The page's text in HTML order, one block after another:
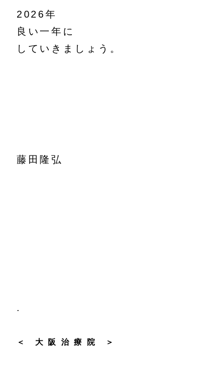
2026年
良い一年に
していきましょう。
藤田隆弘
.
＜ 大 阪 治 療 院 ＞